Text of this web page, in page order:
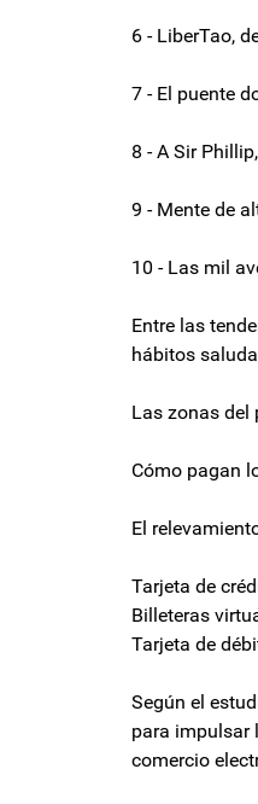
6 - LiberTao,
7 - El puente
8 - A Sir
9 - Mente de
10 - Las mil
Entre las
hábitos
Las zonas del
Cómo pagan
El
Tarjeta de
Billeteras
Tarjeta de
Según el
para impulsar
comercio